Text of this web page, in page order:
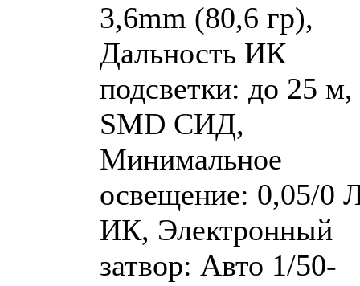
3,6mm (80,6 гр),
Дальность ИК
подсветки: до 25 м,
SMD СИД,
Минимальное
освещение: 0,05/0
ИК, Электронный
затвор: Авто 1/50-